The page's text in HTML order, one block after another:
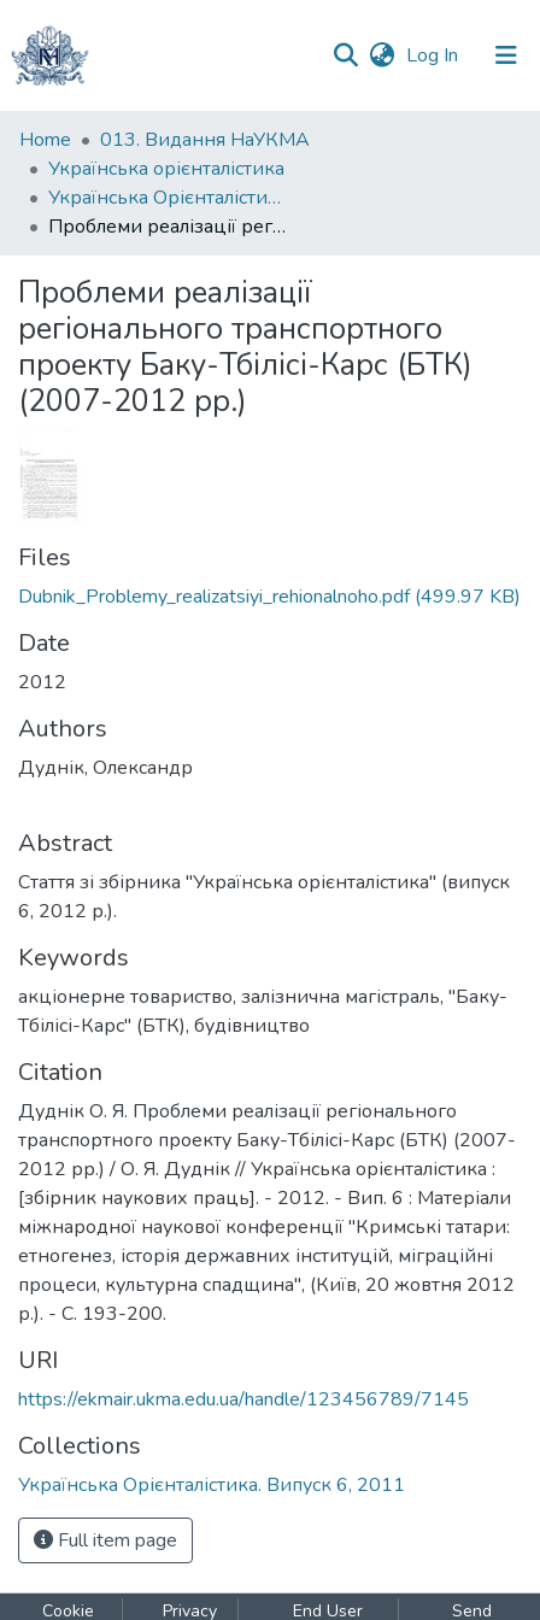
Log In (current)
Communities
&
Collections
All of DSpace
Statistics
Home
013. Видання НаУКМА
Українська орієнталістика
Українська Орієнталістика. Випуск 6, 2011
Проблеми реалізації регіонального транспортного проекту Баку-Тбілісі-Карс (БТК) (2007-2012 рр.)
Проблеми реалізації
регіонального транспортного
проекту Баку-Тбілісі-Карс (БТК)
(2007-2012 рр.)
Files
Dubnik_Problemy_realizatsiyi_rehionalnoho.pdf(499.97 KB)
Date
2012
Authors
Дуднік, Олександр
Abstract
Стаття зі збірника "Українська орієнталістика" (випуск
6, 2012 р.).
Keywords
акціонерне товариство, залізнична магістраль, "Баку-
Тбілісі-Карс" (БТК), будівництво
Citation
Дуднік О. Я. Проблеми реалізації регіонального
транспортного проекту Баку-Тбілісі-Карс (БТК) (2007-
2012 рр.) / О. Я. Дуднік // Українська орієнталістика :
[збірник наукових праць]. - 2012. - Вип. 6 : Матеріали
міжнародної наукової конференції "Кримські татари:
етногенез, історія державних інституцій, міграційні
процеси, культурна спадщина", (Київ, 20 жовтня 2012
р.). - С. 193-200.
URI
https://ekmair.ukma.edu.ua/handle/123456789/7145
Collections
Українська Орієнталістика. Випуск 6, 2011
Full item page
Cookie Privacy End User Send